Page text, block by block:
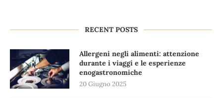
RECENT POSTS
Allergeni negli alimenti: attenzione
durante i viaggi e le esperienze
enogastronomiche
20 Giugno 2025